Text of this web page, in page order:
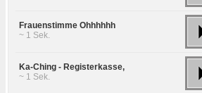
Frauenstimme Ohhhhhh
~ 1 Sek.
Ka-Ching - Registerkasse,
~ 1 Sek.